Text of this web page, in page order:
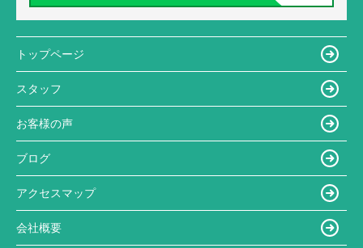
トップページ
スタッフ
お客様の声
ブログ
アクセスマップ
会社概要